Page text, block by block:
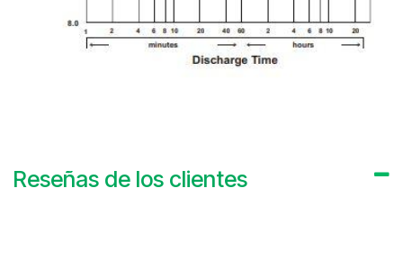
Reseñas de los clientes